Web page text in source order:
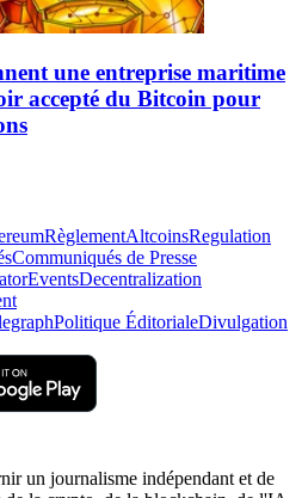
une entreprise maritime
accepté du Bitcoin pour
RèglementAltcoinsRegulation
Communiqués de Presse
EventsDecentralization
Politique ÉditorialeDivulgation
un journalisme indépendant et de